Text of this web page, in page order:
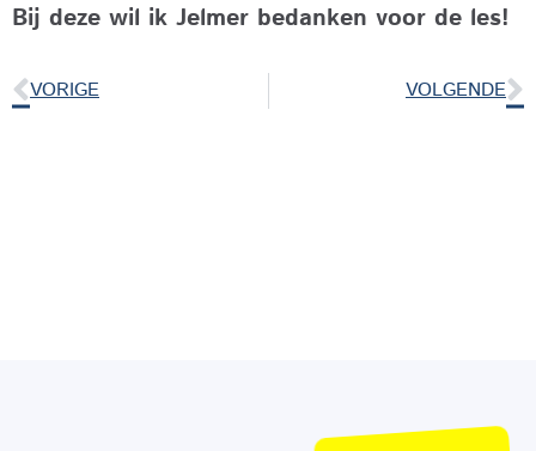
Bij deze wil ik Jelmer bedanken voor de les!
VORIGE VOLGENDE